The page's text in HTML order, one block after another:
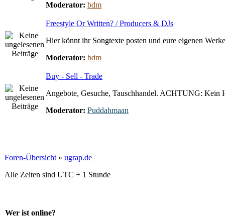
Moderator: bdm
Freestyle Or Written? / Producers & DJs
Hier könnt ihr Songtexte posten und eure eigenen
Moderator: bdm
Buy - Sell - Trade
Angebote, Gesuche, Tauschhandel. ACHTUNG: Kein
Moderator: Puddahmaan
Foren-Übersicht » ugrap.de
Alle Zeiten sind UTC + 1 Stunde
Wer ist online?